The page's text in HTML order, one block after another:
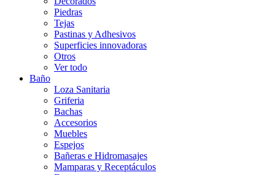
Piedras
Tejas
Pastinas y Adhesivos
Superficies innovadoras
Otros
Ver todo
Baño
Loza Sanitaria
Griferia
Bachas
Accesorios
Muebles
Espejos
Bañeras e Hidromasajes
Mamparas y Receptáculos